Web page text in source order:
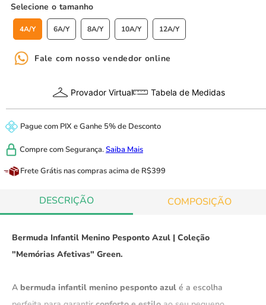
tamanho
4A/Y 6A/Y 8A/Y 10A/Y 12A/Y
Fale com nosso vendedor online
Provador Virtual Tabela de Medidas
Pague com PIX eGanhe 5% de Desconto
Compre comSegurança.Saiba Mais
Frete Grátis nas compras acima de R$399
DESCRIÇÃO COMPOSIÇÃO
Bermuda Infantil Menino Pesponto Azul | Coleção
"Memórias Afetivas" Green.
A bermuda infantil menino pesponto azul é a escolha